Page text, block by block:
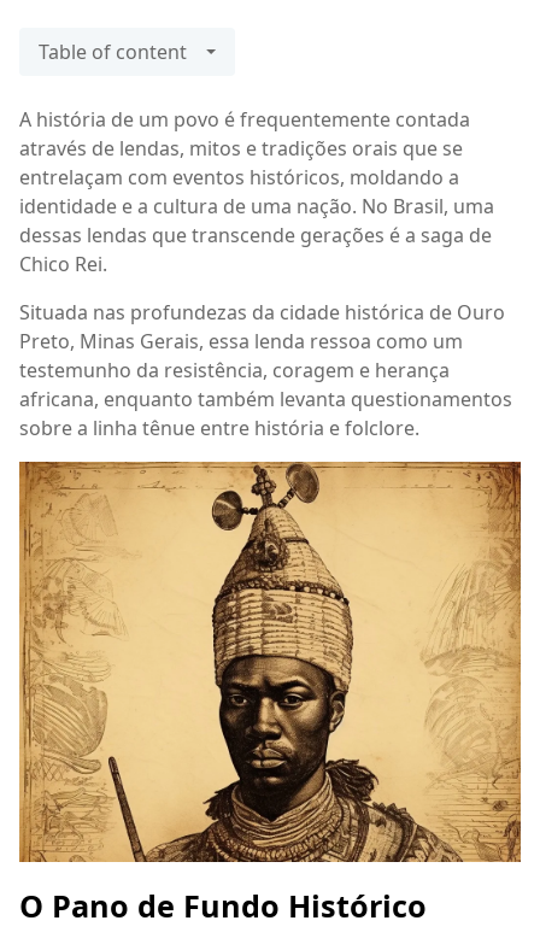
Table of content
A história de um povo é frequentemente contada
através de lendas, mitos e tradições orais que se
entrelaçam com eventos históricos, moldando a
identidade e a cultura de uma nação. No Brasil, uma
dessas lendas que transcende gerações é a saga de
Chico Rei.
Situada nas profundezas da cidade histórica de Ouro
Preto, Minas Gerais, essa lenda ressoa como um
testemunho da resistência, coragem e herança
africana, enquanto também levanta questionamentos
sobre a linha tênue entre história e folclore.
O Pano de Fundo Histórico